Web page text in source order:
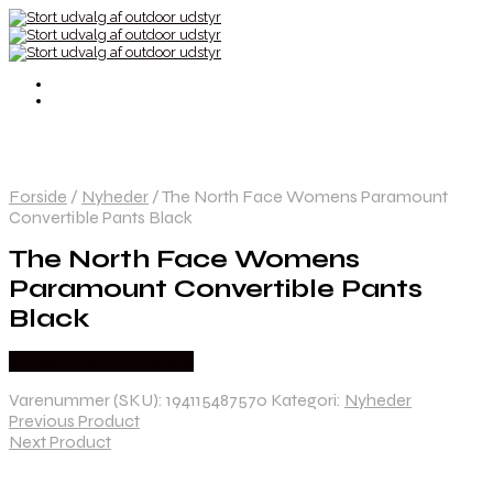
Forside / Nyheder /The North Face Womens Paramount
Convertible Pants Black
The North Face Womens
Paramount Convertible Pants
Black
Varenummer (SKU): 194115487570 Kategori: Nyheder
Previous Product
Next Product